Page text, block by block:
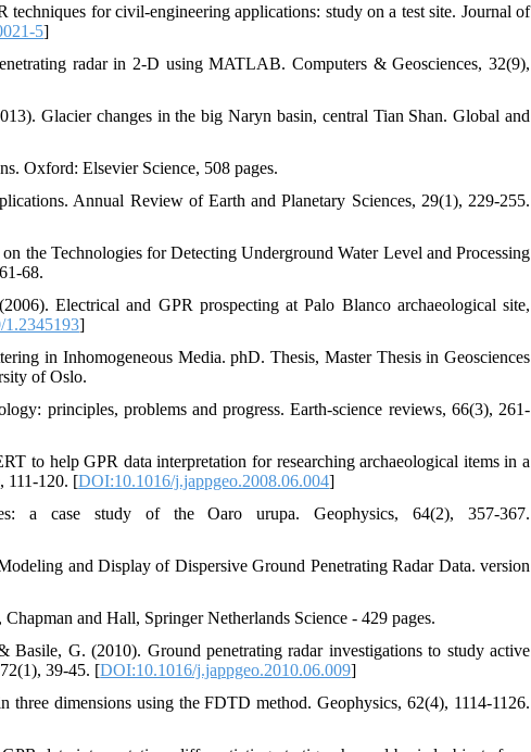
for civil-engineering applications: study on a test site. Journal of
5]
radar in 2-D using MATLAB. Computers & Geosciences, 32(9),
Glacier changes in the big Naryn basin, central Tian Shan. Global and
Oxford: Elsevier Science, 508 pages.
Annual Review of Earth and Planetary Sciences, 29(1), 229-255.
Technologies for Detecting Underground Water Level and Processing
68.
Electrical and GPR prospecting at Palo Blanco archaeological site,
1.2345193]
in Inhomogeneous Media. phD.‌ Thesis‌, Master Thesis in Geosciences
of Oslo.
principles, problems and progress. Earth-science reviews, 66(3), 261-
to help GPR data interpretation for researching archaeological items in a
111-120. [DOI:10.1016/j.jappgeo.2008.06.004]
a case study of the Oaro urupa. Geophysics, 64(2), 357-367.
and Display of Dispersive Ground Penetrating Radar Data. version
and Hall, Springer Netherlands ‌Science - 429 pages.
G. (2010). Ground penetrating radar investigations to study active
39-45. [DOI:10.1016/j.jappgeo.2010.06.009]
dimensions using the FDTD method. Geophysics, 62(4), 1114-1126.